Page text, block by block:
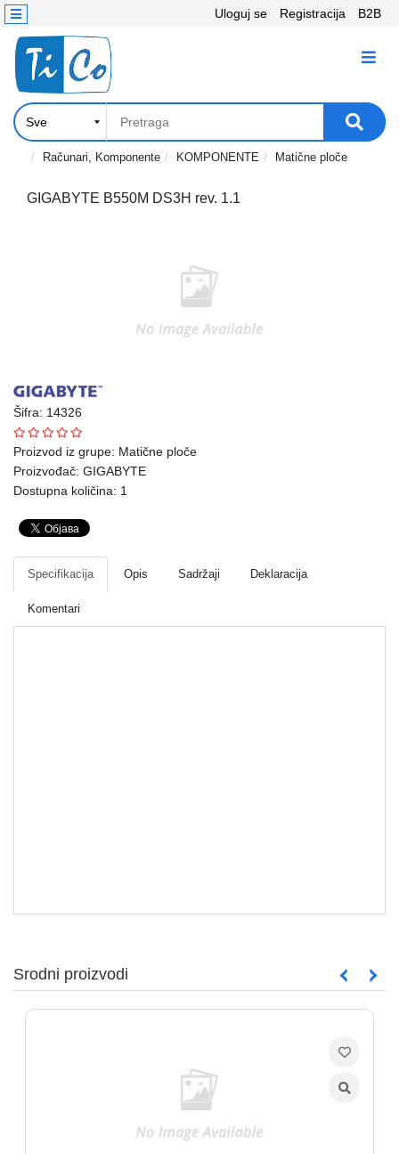
Uloguj se Registracija B2B
KATEGORIJE
Računari,
Komponente
Laptop
tablet
Skeneri,
Ploteri
Bela
tehnika
Telefoni
oprema
Kontakt
Računari, Komponente KOMPONENTE Matične ploče
GIGABYTE B550M DS3H rev. 1.1
Šifra: 14326
Proizvod iz grupe: Matične ploče
Proizvođač: GIGABYTE
Dostupna količina: 1
Specifikacija Opis Sadržaji Deklaracija
Komentari
Srodni proizvodi